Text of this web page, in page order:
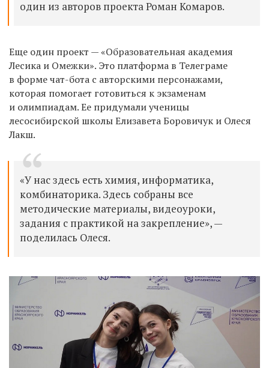
один из авторов проекта Роман Комаров.
Еще один проект — «Образовательная академия
Лесика и Омежки». Это платформа в Телеграме
в форме чат-бота с авторскими персонажами,
которая помогает готовиться к экзаменам
и олимпиадам. Ее придумали ученицы
лесосибирской школы Елизавета Боровичук и Олеся
Лакш.
«У нас здесь есть химия, информатика,
комбинаторика. Здесь собраны все
методические материалы, видеоуроки,
задания с практикой на закрепление», —
поделилась Олеся.